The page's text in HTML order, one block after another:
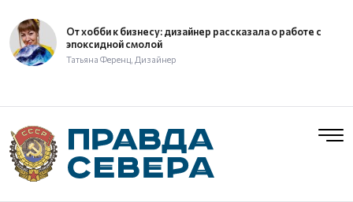
От хобби к бизнесу: дизайнер рассказала о работе с
эпоксидной смолой
Татьяна Ференц, Дизайнер